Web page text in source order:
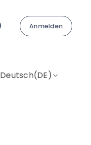
Anmelden
Deutsch(DE)